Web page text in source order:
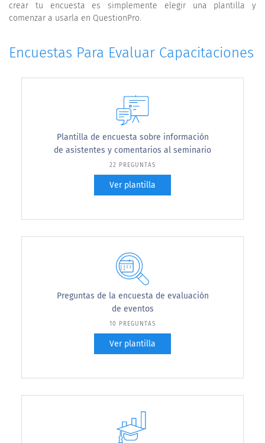
crear tu encuesta es simplemente elegir una plantilla y
comenzar a usarla en QuestionPro.
Encuestas Para Evaluar Capacitaciones
Plantilla de encuesta sobre información
de asistentes y comentarios al seminario
22 PREGUNTAS
Ver plantilla
Preguntas de la encuesta de evaluación
de eventos
10 PREGUNTAS
Ver plantilla